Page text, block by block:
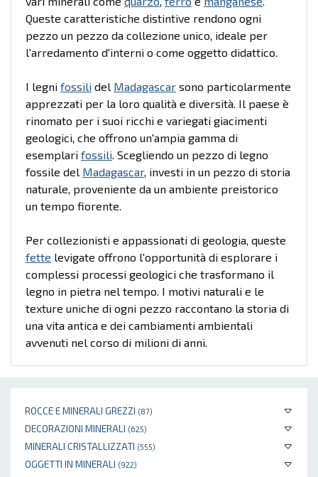
ROCCE E MINERALI GREZZI (87)
DECORAZIONI MINERALI (625)
MINERALI CRISTALLIZZATI (555)
OGGETTI IN MINERALI (922)
Queste caratteristiche distintive rendono ogni
pezzo un pezzo da collezione unico, ideale per
l'arredamento d'interni o come oggetto didattico.
I legni fossili del Madagascar sono particolarmente
apprezzati per la loro qualità e diversità. Il paese è
rinomato per i suoi ricchi e variegati giacimenti
geologici, che offrono un'ampia gamma di
esemplari fossili. Scegliendo un pezzo di legno
fossile del Madagascar, investi in un pezzo di storia
naturale, proveniente da un ambiente preistorico
un tempo fiorente.
Per collezionisti e appassionati di geologia, queste
fette levigate offrono l'opportunità di esplorare i
complessi processi geologici che trasformano il
legno in pietra nel tempo. I motivi naturali e le
texture uniche di ogni pezzo raccontano la storia di
una vita antica e dei cambiamenti ambientali
avvenuti nel corso di milioni di anni.